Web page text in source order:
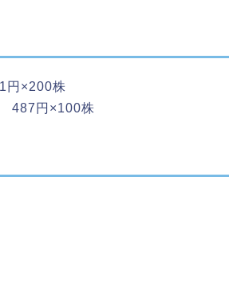
円×200株
487円×100株